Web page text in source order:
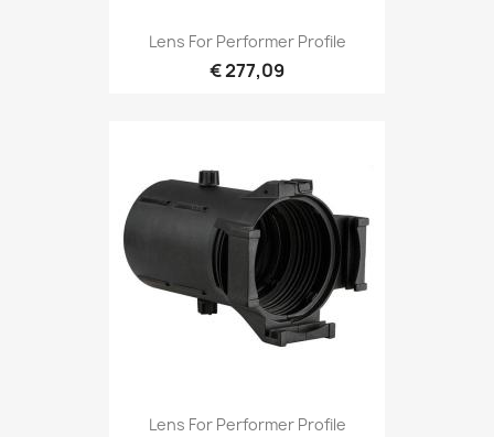
Snel bekijken
Lens For Performer Profile
€ 277,09
Snel bekijken
Lens For Performer Profile